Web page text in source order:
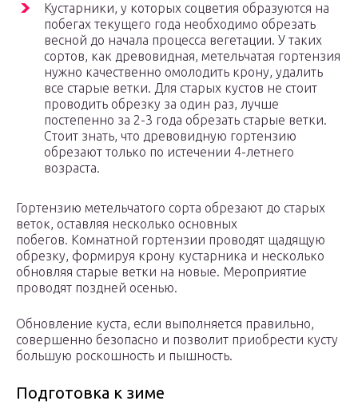
Кустарники, у которых соцветия образуются на
побегах текущего года необходимо обрезать
весной до начала процесса вегетации. У таких
сортов, как древовидная, метельчатая гортензия
нужно качественно омолодить крону, удалить
все старые ветки. Для старых кустов не стоит
проводить обрезку за один раз, лучше
постепенно за 2-3 года обрезать старые ветки.
Стоит знать, что древовидную гортензию
обрезают только по истечении 4-летнего
возраста.
Гортензию метельчатого сорта обрезают до старых
веток, оставляя несколько основных
побегов. Комнатной гортензии проводят щадящую
обрезку, формируя крону кустарника и несколько
обновляя старые ветки на новые. Мероприятие
проводят поздней осенью.
Обновление куста, если выполняется правильно,
совершенно безопасно и позволит приобрести кусту
большую роскошность и пышность.
Подготовка к зиме